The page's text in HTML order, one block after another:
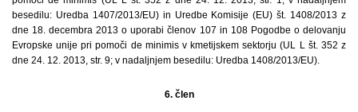
besedilu: Uredba 1407/2013/EU) in Uredbe Komisije (EU) št. 1408/2013 z
dne 18. decembra 2013 o uporabi členov 107 in 108 Pogodbe o delovanju
Evropske unije pri pomoči de minimis v kmetijskem sektorju (UL L št. 352 z
dne 24. 12. 2013, str. 9; v nadaljnjem besedilu: Uredba 1408/2013/EU).
6. člen